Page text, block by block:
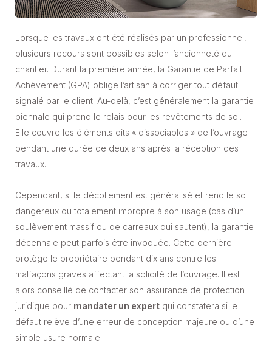
Lorsque les travaux ont été réalisés par un professionnel,
plusieurs recours sont possibles selon l’ancienneté du
chantier. Durant la première année, la Garantie de Parfait
Achèvement (GPA) oblige l’artisan à corriger tout défaut
signalé par le client. Au-delà, c’est généralement la garantie
biennale qui prend le relais pour les revêtements de sol.
Elle couvre les éléments dits « dissociables » de l’ouvrage
pendant une durée de deux ans après la réception des
travaux.
Cependant, si le décollement est généralisé et rend le sol
dangereux ou totalement impropre à son usage (cas d’un
soulèvement massif ou de carreaux qui sautent), la garantie
décennale peut parfois être invoquée. Cette dernière
protège le propriétaire pendant dix ans contre les
malfaçons graves affectant la solidité de l’ouvrage. Il est
alors conseillé de contacter son assurance de protection
juridique pour mandater un expert qui constatera si le
défaut relève d’une erreur de conception majeure ou d’une
simple usure normale.